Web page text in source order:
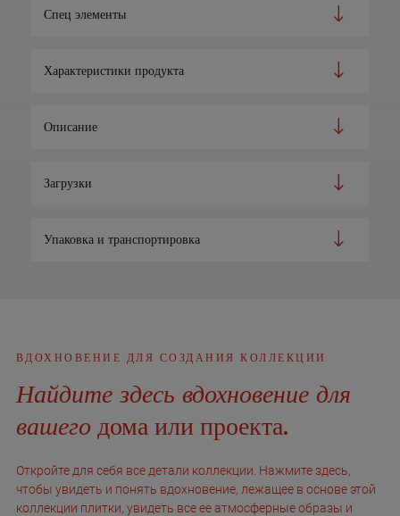
Спец элементы
Характеристики продукта
Описание
Загрузки
Упаковка и транспортировка
ВДОХНОВЕНИЕ ДЛЯ СОЗДАНИЯ КОЛЛЕКЦИИ
Найдите здесь вдохновение для
вашего дома или проекта.
Откройте для себя все детали коллекции. Нажмите здесь,
чтобы увидеть и понять вдохновение, лежащее в основе этой
коллекции плитки, увидеть все ее атмосферные образы и